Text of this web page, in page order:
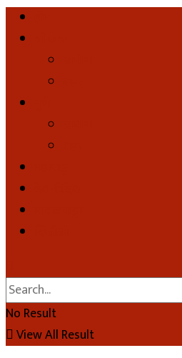
No Result
View All Result